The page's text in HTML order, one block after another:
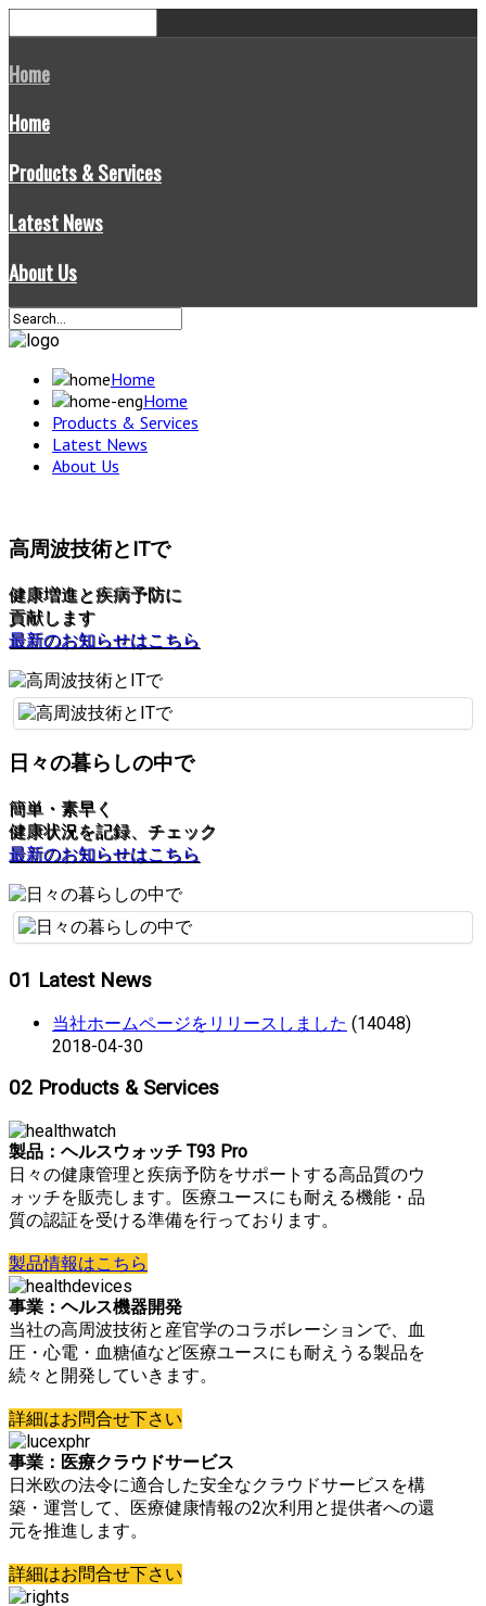
Home
Home
Products & Services
Latest News
About Us
Home
Home
Products & Services
Latest News
About Us
高周波技術とITで
健康増進と疾病予防に
貢献します
最新のお知らせはこちら
日々の暮らしの中で
簡単・素早く
健康状況を記録、チェック
最新のお知らせはこちら
01 Latest News
当社ホームページをリリースしました (14048)
2018-04-30
02 Products & Services
製品：ヘルスウォッチ T93 Pro
日々の健康管理と疾病予防をサポートする高品質のウ
ォッチを販売します。医療ユースにも耐える機能・品
質の認証を受ける準備を行っております。
製品情報はこちら
事業：ヘルス機器開発
当社の高周波技術と産官学のコラボレーションで、血
圧・心電・血糖値など医療ユースにも耐えうる製品を
続々と開発していきます。
詳細はお問合せ下さい
事業：医療クラウドサービス
日米欧の法令に適合した安全なクラウドサービスを構
築・運営して、医療健康情報の2次利用と提供者への還
元を推進します。
詳細はお問合せ下さい